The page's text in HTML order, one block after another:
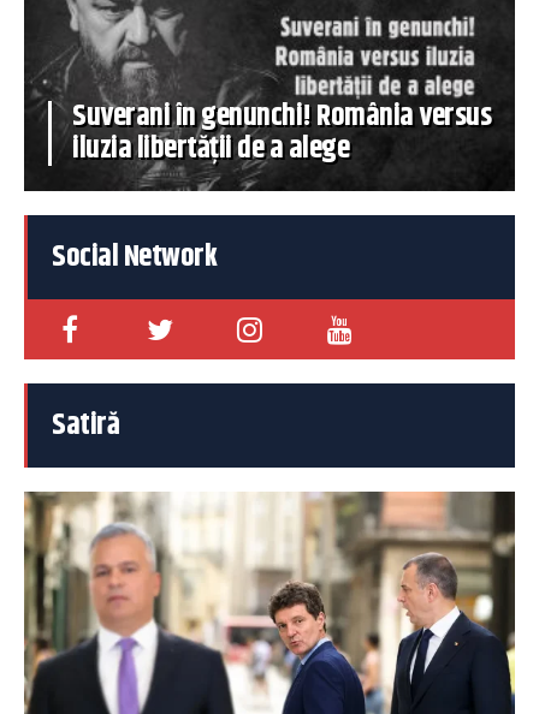
Suverani în genunchi! România versus
iluzia libertății de a alege
Social Network
Satiră